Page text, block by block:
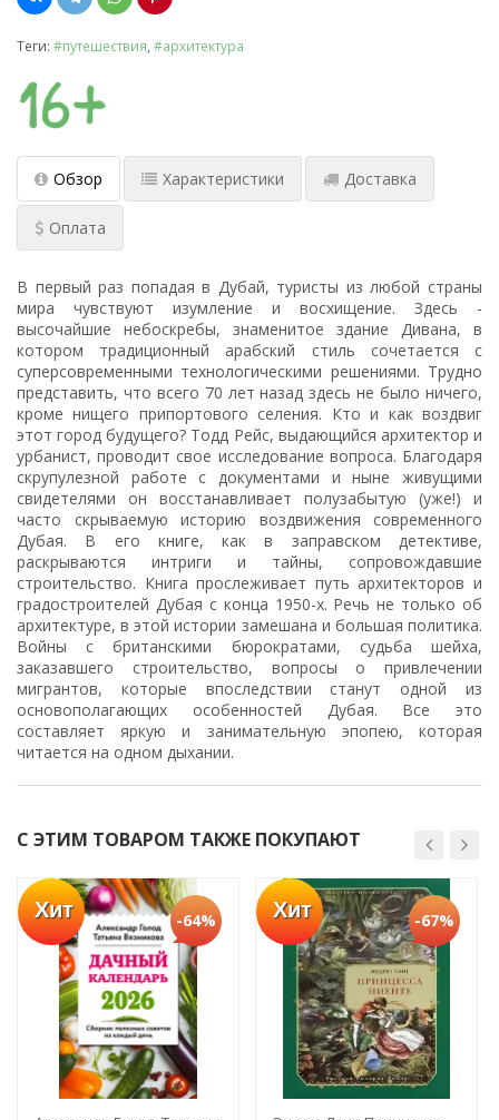
Теги: #путешествия #архитектура
Обзор Характеристики Доставка
Оплата
В первый раз попадая в Дубай, туристы из любой страны
мира чувствуют изумление и восхищение. Здесь -
высочайшие небоскребы, знаменитое здание Дивана, в
котором традиционный арабский стиль сочетается с
суперсовременными технологическими решениями. Трудно
представить, что всего 70 лет назад здесь не было ничего,
кроме нищего припортового селения. Кто и как воздвиг
этот город будущего? Тодд Рейс, выдающийся архитектор и
урбанист, проводит свое исследование вопроса. Благодаря
скрупулезной работе с документами и ныне живущими
свидетелями он восстанавливает полузабытую (уже!) и
часто скрываемую историю воздвижения современного
Дубая. В его книге, как в заправском детективе,
раскрываются интриги и тайны, сопровождавшие
строительство. Книга прослеживает путь архитекторов и
градостроителей Дубая с конца 1950-х. Речь не только об
архитектуре, в этой истории замешана и большая политика.
Войны с британскими бюрократами, судьба шейха,
заказавшего строительство, вопросы о привлечении
мигрантов, которые впоследствии станут одной из
основополагающих особенностей Дубая. Все это
составляет яркую и занимательную эпопею, которая
читается на одном дыхании.
С ЭТИМ ТОВАРОМ ТАКЖЕ ПОКУПАЮТ
Хит -64% Хит -67%